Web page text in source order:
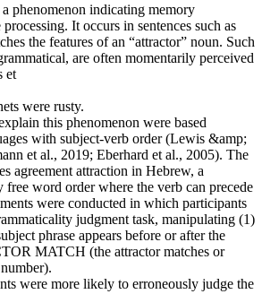
phenomenon indicating memory
It occurs in sentences such as
the features of an “attractor” noun. Such
are often momentarily perceived
et
were rusty.
this phenomenon were based
with subject-verb order (Lewis &amp;
et al., 2019; Eberhard et al., 2005). The
agreement attraction in Hebrew, a
word order where the verb can precede
were conducted in which participants
judgment task, manipulating (1)
phrase appears before or after the
MATCH (the attractor matches or
were more likely to erroneously judge the